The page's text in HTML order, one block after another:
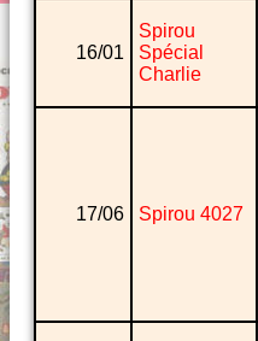
16/01
Spirou
Spécial
Charlie
17/06 Spirou 4027